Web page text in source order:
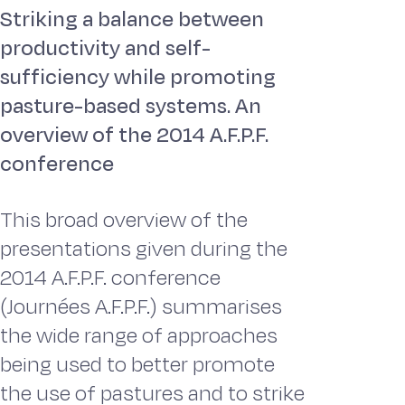
Striking a balance between
productivity and self-
sufficiency while promoting
pasture-based systems. An
overview of the 2014 A.F.P.F.
conference
This broad overview of the
presentations given during the
2014 A.F.P.F. conference
(Journées A.F.P.F.) summarises
the wide range of approaches
being used to better promote
the use of pastures and to strike